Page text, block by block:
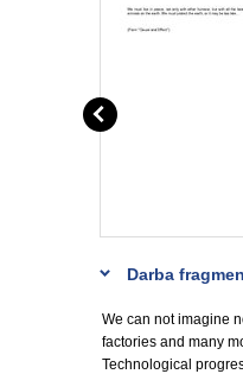
Darba
We can not imagine
factories and many
Technological